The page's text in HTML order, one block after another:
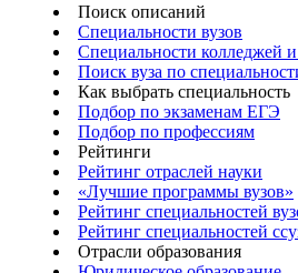
Поиск описаний
Специальности вузов
Специальности колледжей
Поиск вуза по
Как выбрать специальность
Подбор по экзаменам ЕГЭ
Подбор по профессиям
Рейтинги
Рейтинг отраслей науки
«Лучшие программы вузов»
Рейтинг специальностей
Рейтинг специальностей
Отрасли образования